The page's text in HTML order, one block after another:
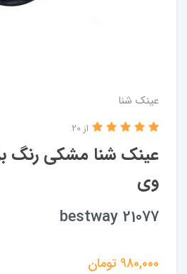
عینک شنا
عینک شنا مشکی رنگ
وی
از 20
bestway 21077
980,000 تومان